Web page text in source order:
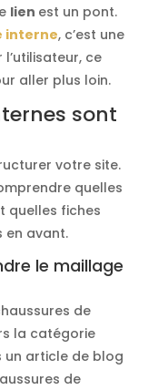
lien est un pont.
interne, c’est une
ce
aller plus loin.
sont
votre site.
quelles
quelles fiches
en avant.
le maillage
de
la catégorie
un article de blog
de